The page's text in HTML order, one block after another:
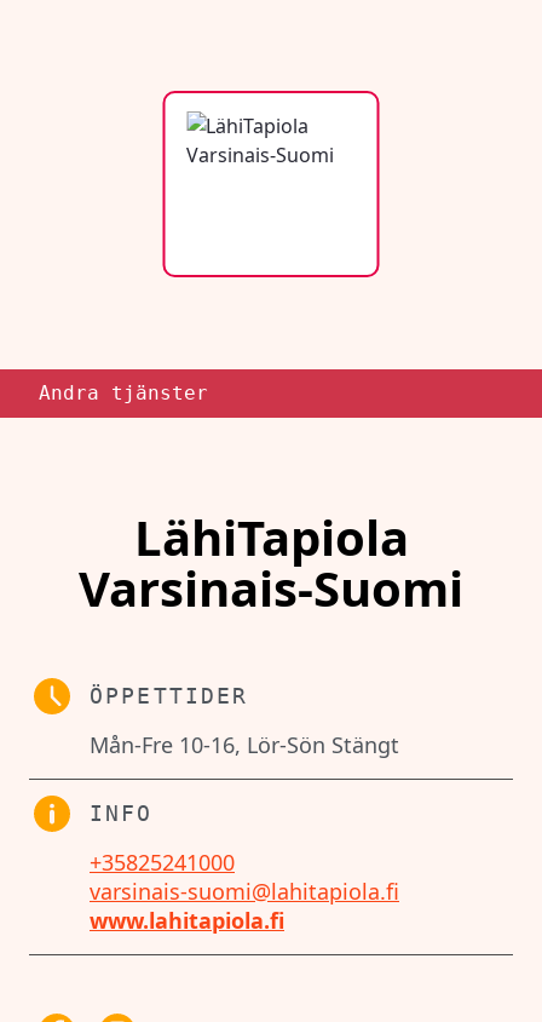
Andra tjänster
LähiTapiola
Varsinais-Suomi
ÖPPETTIDER
Mån-Fre 10-16, Lör-Sön Stängt
INFO
+35825241000
varsinais-suomi@lahitapiola.fi
www.lahitapiola.fi